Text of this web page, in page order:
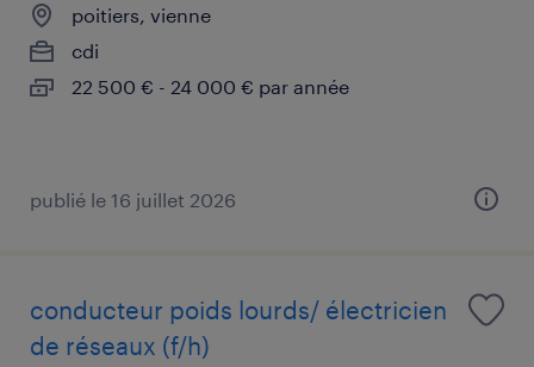
poitiers, vienne
cdi
22 500 € - 24 000 € par année
publié le 16 juillet 2026
conducteur poids lourds/ électricien
de réseaux (f/h)